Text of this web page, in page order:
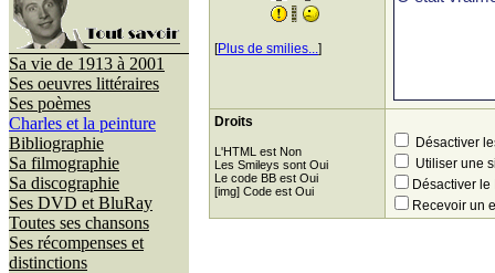
Sa vie de 1913 à 2001
Ses oeuvres littéraires
Ses poèmes
Charles et la peinture
Bibliographie
Sa filmographie
Sa discographie
Ses DVD et BluRay
Toutes ses chansons
Ses récompenses et
distinctions
[Plus de smilies...]
Droits
L'HTML est Non
Les Smileys sont Oui
Le code BB est Oui
[img] Code est Oui
Désactiver
Utiliser une
Désactiver
Recevoir un